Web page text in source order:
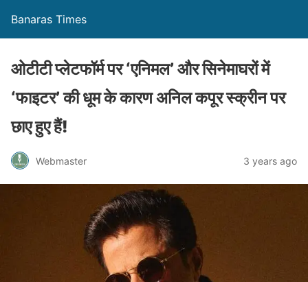
Banaras Times
ओटीटी प्लेटफॉर्म पर ‘एनिमल’ और सिनेमाघरों में
‘फाइटर’ की धूम के कारण अनिल कपूर स्क्रीन पर
छाए हुए हैं!
Webmaster 3 years ago